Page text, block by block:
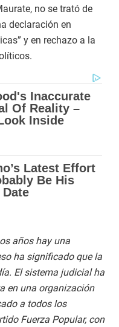
no se trató de
declaración en
y en rechazo a la
años hay una
ha significado que la
El sistema judicial ha
en una organización
a todos los
Fuerza Popular, con